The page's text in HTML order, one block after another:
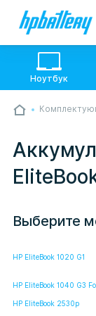
💙💛 Слава
настільки
- пробачте,
тривога. Але
Ноутбук
Выберите
HP EliteBook 1020 G1
HP EliteBook 1040 G3
HP EliteBook 2530p